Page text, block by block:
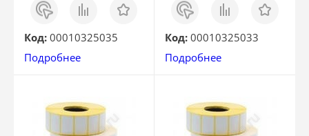
в 1
клик
Код: 00010325035
Подробнее
в 1
клик
Код: 00010325033
Подробнее